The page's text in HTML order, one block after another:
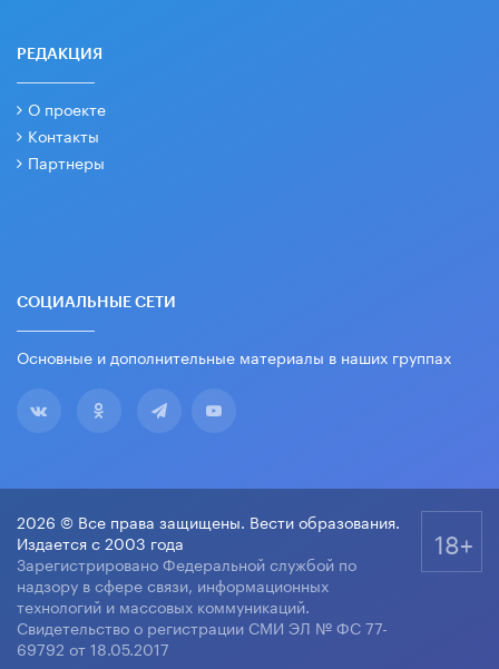
РЕДАКЦИЯ
О проекте
Контакты
Партнеры
СОЦИАЛЬНЫЕ СЕТИ
Основные и дополнительные материалы в наших группах
2026 © Все права защищены. Вести образования.
Издается с 2003 года
Зарегистрировано Федеральной службой по
надзору в сфере связи, информационных
технологий и массовых коммуникаций.
Свидетельство о регистрации СМИ ЭЛ № ФС 77-
69792 от 18.05.2017
18+